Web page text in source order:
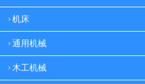
机床
通用机械
木工机械